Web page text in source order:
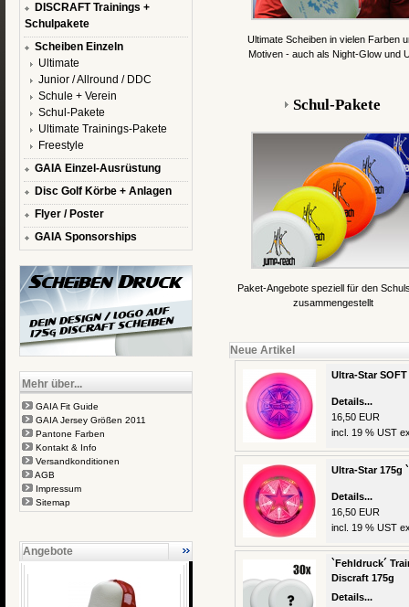
DISCRAFT Trainings +
Schulpakete
Scheiben Einzeln
Ultimate
Junior / Allround / DDC
Schule + Verein
Schul-Pakete
Ultimate Trainings-Pakete
Freestyle
GAIA Einzel-Ausrüstung
Disc Golf Körbe + Anlagen
Flyer / Poster
GAIA Sponsorships
Mehr über...
GAIA Fit Guide
GAIA Jersey Größen 2011
Pantone Farben
Kontakt & Info
Versandkonditionen
AGB
Impressum
Sitemap
Angebote
Ultimate Scheiben in vielen Farben
Motiven - auch als Night-Glow und
Schul-Pakete
Paket-Angebote speziell für den
zusammengestellt
Neue Artikel
Ultra-Star
Details...
16,50 EUR
incl. 19 % UST
Ultra-Star 175g
Details...
16,50 EUR
incl. 19 % UST
`Fehldruck´
Discraft 175g
Details...